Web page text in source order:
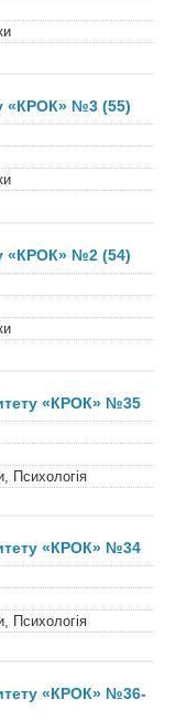
«КРОК» №3 (55)
«КРОК» №2 (54)
«КРОК» №35
Психологія
«КРОК» №34
Психологія
«КРОК» №36-